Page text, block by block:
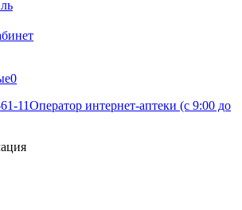
0
11Оператор интернет-аптеки (с 9:00 до